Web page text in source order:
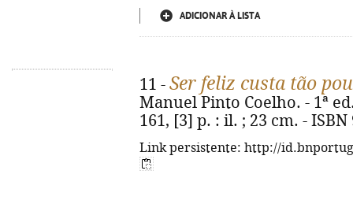
ADICIONAR À LISTA
11 - Ser feliz custa tão
Manuel Pinto Coelho. - 1ª
161, [3] p. : il. ; 23 cm. - ISBN
Link persistente: http://